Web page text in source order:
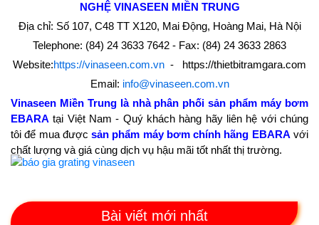
Bài viết mới nhất
NGHỆ VINASEEN MIỀN TRUNG
Địa chỉ: Số 107, C48 TT X120, Mai Động, Hoàng Mai, Hà Nội
Telephone: (84) 24 3633 7642 - Fax: (84) 24 3633 2863
Website:https://vinaseen.com.vn - https://thietbitramgara.com
Email: info@vinaseen.com.vn
Vinaseen Miền Trung là nhà phân phối sản phẩm máy bơm
EBARA tại Việt Nam - Quý khách hàng hãy liên hệ với chúng
tôi để mua đượcsản phẩm máy bơm chính hãng EBARA với
chất lượng và giá cùng dịch vụ hậu mãi tốt nhất thị trường.